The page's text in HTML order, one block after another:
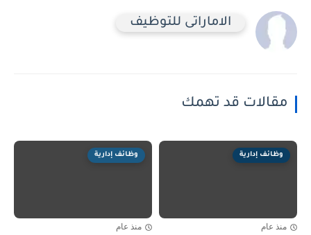
الاماراتى للتوظيف
مقالات قد تهمك
وظائف إدارية
منذ عام
وظائف إدارية
منذ عام